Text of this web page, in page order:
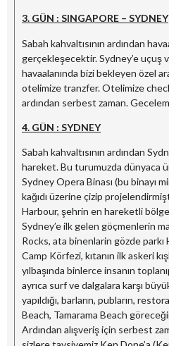
3. GÜN : SINGAPORE – SYDNEY
Sabah kahvaltısının ardından
gerçekleşecektir. Sydney’e uçuş
havaalanında bizi bekleyen özel
otelimize tranzfer. Otelimize
ardından serbest zaman.
4. GÜN : SYDNEY
Sabah kahvaltısının ardından
hareket. Bu turumuzda dünyaca
Sydney Opera Binası (bu binayı
kağıdı üzerine çizip
Harbour, şehrin en hareketli
Sydney’e ilk gelen göçmenlerin
Rocks, ata binenlarin gözde
Camp Körfezi, kıtanın ilk askeri
yılbaşında binlerce insanın
ayrıca surf ve dalgalara karşı
yapıldığı, barların, pubların,
Beach, Tamarama Beach
Ardından alışveriş için serbest